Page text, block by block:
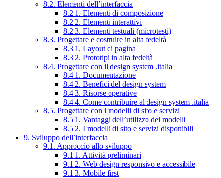
8.2. Elementi dell’interfaccia
8.2.1. Elementi di composizione
8.2.2. Elementi interattivi
8.2.3. Elementi testuali (microtesti)
8.3. Progettare e costruire in alta fedeltà
8.3.1. Layout di pagina
8.3.2. Prototipi in alta fedeltà
8.4. Progettare con il design system .italia
8.4.1. Documentazione
8.4.2. Benefici del design system
8.4.3. Risorse operative
8.4.4. Come contribuire al design system .italia
8.5. Progettare con i modelli di sito e servizi
8.5.1. Vantaggi dell’utilizzo dei modelli
8.5.2. I modelli di sito e servizi disponibili
9. Sviluppo dell’interfaccia
9.1. Approccio allo sviluppo
9.1.1. Attività preliminari
9.1.2. Web design responsivo e accessibile
9.1.3. Mobile first